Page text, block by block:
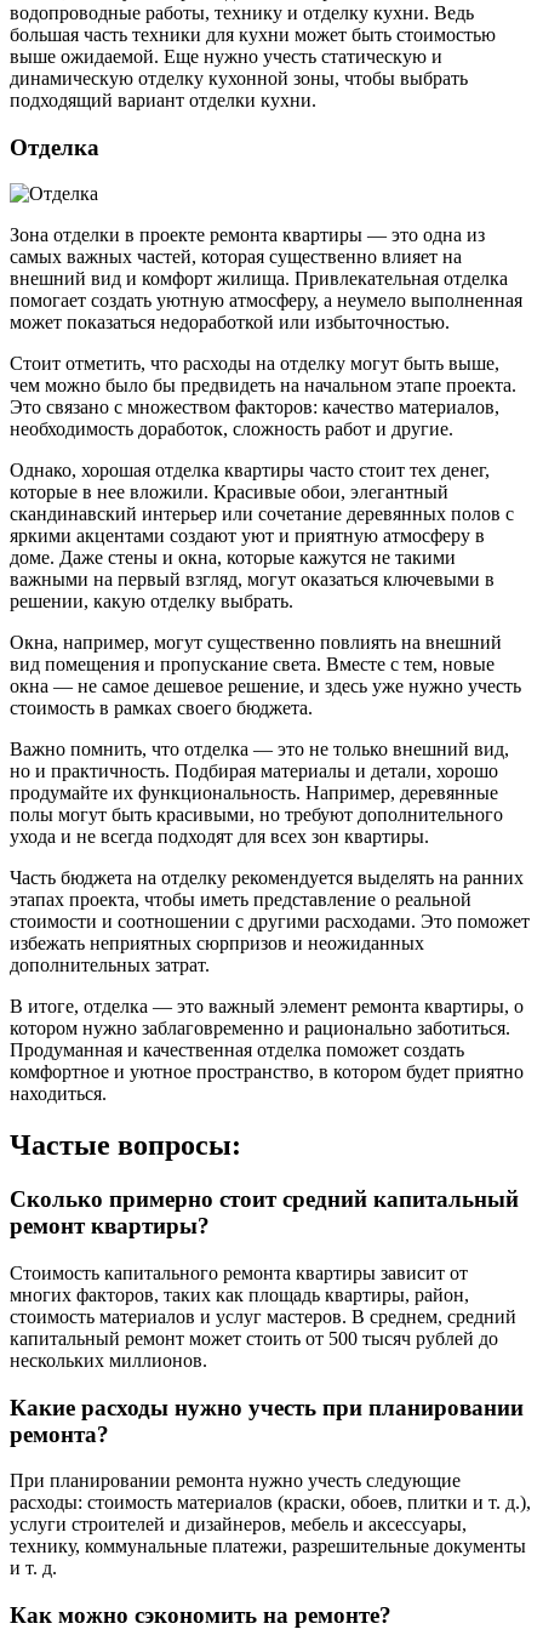
водопроводные работы, технику и отделку кухни. Ведь
большая часть техники для кухни может быть стоимостью
выше ожидаемой. Еще нужно учесть статическую и
динамическую отделку кухонной зоны, чтобы выбрать
подходящий вариант отделки кухни.
Отделка
Зона отделки в проекте ремонта квартиры — это одна из
самых важных частей, которая существенно влияет на
внешний вид и комфорт жилища. Привлекательная отделка
помогает создать уютную атмосферу, а неумело выполненная
может показаться недоработкой или избыточностью.
Стоит отметить, что расходы на отделку могут быть выше,
чем можно было бы предвидеть на начальном этапе проекта.
Это связано с множеством факторов: качество материалов,
необходимость доработок, сложность работ и другие.
Однако, хорошая отделка квартиры часто стоит тех денег,
которые в нее вложили. Красивые обои, элегантный
скандинавский интерьер или сочетание деревянных полов с
яркими акцентами создают уют и приятную атмосферу в
доме. Даже стены и окна, которые кажутся не такими
важными на первый взгляд, могут оказаться ключевыми в
решении, какую отделку выбрать.
Окна, например, могут существенно повлиять на внешний
вид помещения и пропускание света. Вместе с тем, новые
окна — не самое дешевое решение, и здесь уже нужно учесть
стоимость в рамках своего бюджета.
Важно помнить, что отделка — это не только внешний вид,
но и практичность. Подбирая материалы и детали, хорошо
продумайте их функциональность. Например, деревянные
полы могут быть красивыми, но требуют дополнительного
ухода и не всегда подходят для всех зон квартиры.
Часть бюджета на отделку рекомендуется выделять на ранних
этапах проекта, чтобы иметь представление о реальной
стоимости и соотношении с другими расходами. Это поможет
избежать неприятных сюрпризов и неожиданных
дополнительных затрат.
В итоге, отделка — это важный элемент ремонта квартиры, о
котором нужно заблаговременно и рационально заботиться.
Продуманная и качественная отделка поможет создать
комфортное и уютное пространство, в котором будет приятно
находиться.
Частые вопросы:
Сколько примерно стоит средний капитальный
ремонт квартиры?
Стоимость капитального ремонта квартиры зависит от
многих факторов, таких как площадь квартиры, район,
стоимость материалов и услуг мастеров. В среднем, средний
капитальный ремонт может стоить от 500 тысяч рублей до
нескольких миллионов.
Какие расходы нужно учесть при планировании
ремонта?
При планировании ремонта нужно учесть следующие
расходы: стоимость материалов (краски, обоев, плитки и т. д.),
услуги строителей и дизайнеров, мебель и аксессуары,
технику, коммунальные платежи, разрешительные документы
и т. д.
Как можно сэкономить на ремонте?